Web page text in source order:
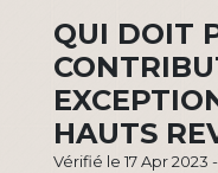
QUI DOIT
HAUTS
Vérifié le 17 Apr